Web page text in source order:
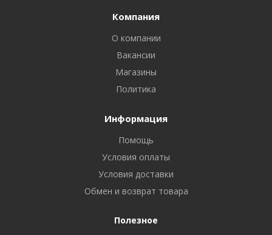
Компания
О компании
Вакансии
Магазины
Политика
Информация
Помощь
Условия оплаты
Условия доставки
Обмен и возврат товара
Полезное